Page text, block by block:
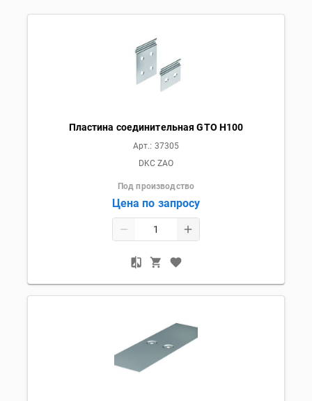
Пластина соединительная GTO H100
Арт.: 37305
DKC ZAO
Под производство
Цена по запросу